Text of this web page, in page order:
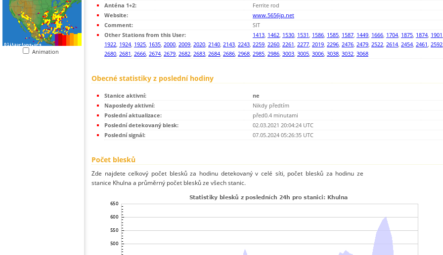
Animation
Anténa 1+2:
Ferrite rod
Website:
www.5656jp.net
Comment:
SIT
Other Stations from this User:
1413, 1462, 1530, 1531, 1586, 1585, 1587, 1449, 1666, 1704, 1875, 1874, 1901
1922, 1924, 1925, 1635, 2000, 2009, 2020, 2140, 2143, 2243, 2259, 2260, 2261, 2277, 2019, 2296, 2476, 2479, 2522, 2614, 2454, 2461, 2592
2680, 2681, 2666, 2674, 2679, 2682, 2683, 2684, 2686, 2968, 2985, 2986, 3003, 3005, 3006, 3038, 3032, 3068
Obecné statistiky z poslední hodiny
Stanice aktivní:
ne
Naposledy aktivní:
Nikdy předtím
Poslední aktualizace:
před0.4 minutami
Poslední detekovaný blesk:
02.03.2021 20:04:24 UTC
Poslední signál:
07.05.2024 05:26:35 UTC
Počet blesků
Zde najdete celkový počet blesků za hodinu detekovaný v celé síti, počet blesků za hodinu ze
stanice Khulna a průměrný počet blesků ze všech stanic.